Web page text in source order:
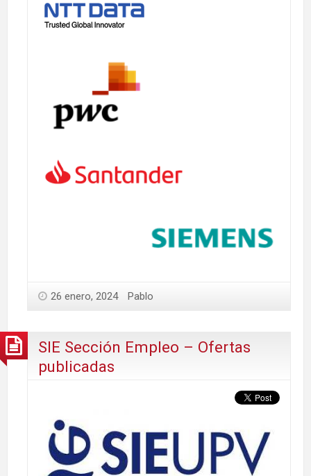
26 enero, 2024 Pablo
SIE Sección Empleo – Ofertas
publicadas